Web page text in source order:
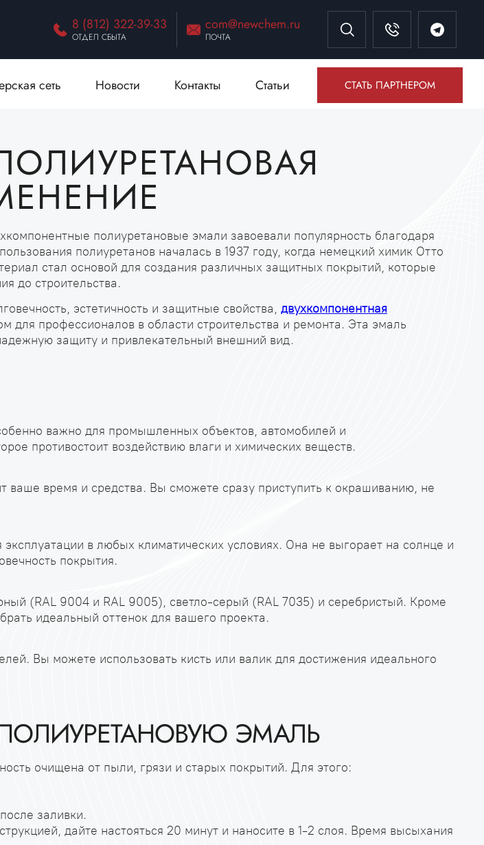
8 (812) 322-39-33
ОТДЕЛ СБЫТА
com@newchem.ru
ПОЧТА
сеть Новости Контакты Статьи СТАТЬ ПАРТНЕРОМ
полиуретановые эмали завоевали популярность благодаря
полиуретанов началась в 1937 году, когда немецкий химик Отто
стал основой для создания различных защитных покрытий, которые
до строительства.
эстетичность и защитные свойства, двухкомпонентная
для профессионалов в области строительства и ремонта. Эта эмаль
защиту и привлекательный внешний вид.
важно для промышленных объектов, автомобилей и
противостоит воздействию влаги и химических веществ.
ваше время и средства. Вы сможете сразу приступить к окрашиванию, не
в любых климатических условиях. Она не выгорает на солнце и
покрытия.
(RAL 9004 и RAL 9005), светло-серый (RAL 7035) и серебристый. Кроме
идеальный оттенок для вашего проекта.
Вы можете использовать кисть или валик для достижения идеального
ЭМАЛЬ
очищена от пыли, грязи и старых покрытий. Для этого:
заливки.
дайте настояться 20 минут и наносите в 1-2 слоя. Время высыхания